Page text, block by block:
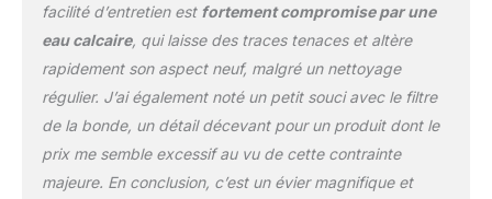
facilité d’entretien est fortement compromise par une
eau calcaire, qui laisse des traces tenaces et altère
rapidement son aspect neuf, malgré un nettoyage
régulier. J’ai également noté un petit souci avec le filtre
de la bonde, un détail décevant pour un produit dont le
prix me semble excessif au vu de cette contrainte
majeure. En conclusion, c’est un évier magnifique et